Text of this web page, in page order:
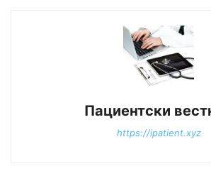
Пациентски
https://ipatient.xyz